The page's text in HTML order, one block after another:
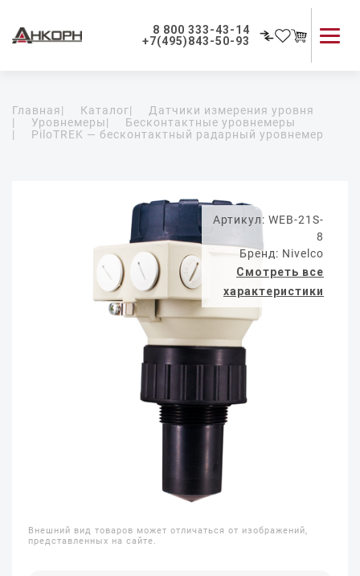
8 800 333-43-14
+7(495)843-50-93
Применение приборов
Как мы работаем
Главная| Каталог|
Датчики измерения уровня
|
Уровнемеры|
Бесконтактные уровнемеры
|
PiloTREK — бесконтактный радарный уровнемер
Артикул: WEB-21S-
8
Бренд: Nivelco
Смотреть все
характеристики
Внешний вид товаров может отличаться от изображений,
представленных на сайте.